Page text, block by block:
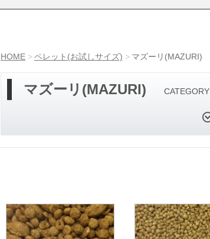
HOME ペレット(お試しサイズ) マズーリ(MAZURI)
マズーリ(MAZURI) CATEGORY